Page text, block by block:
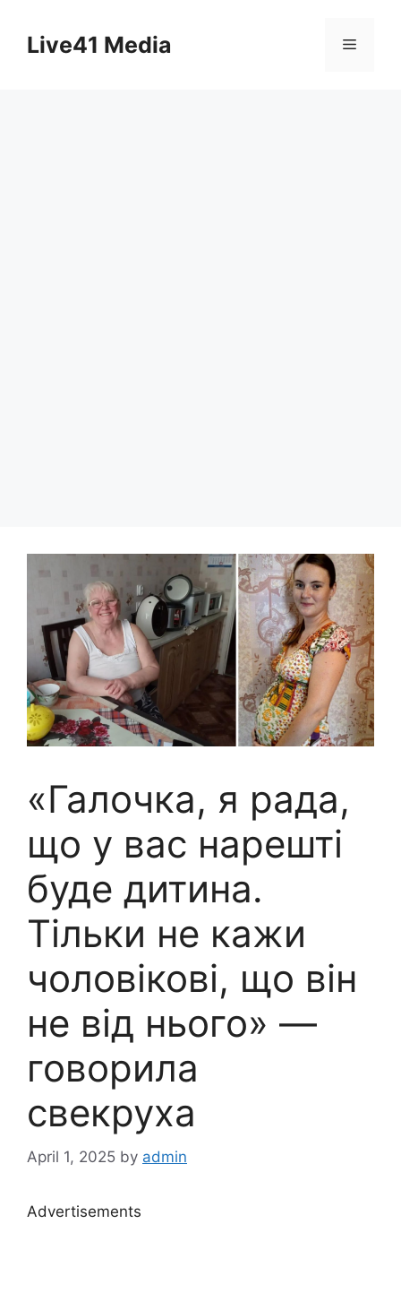
contentLive41 Media Menu
«Галочка, я рада,
що у вас нарешті
буде дитина.
Тільки не кажи
чоловікові, що він
не від нього» —
говорила
свекруха
April 1, 2025 by admin
Advertisements